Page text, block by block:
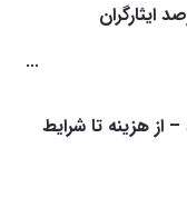
هزینه تا شرایط